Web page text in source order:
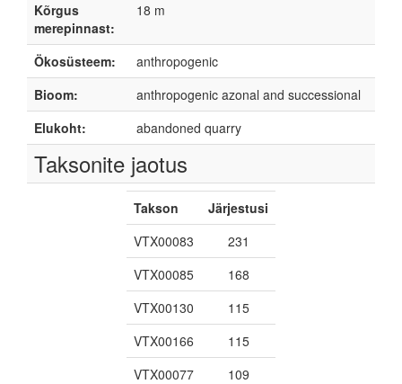
Kõrgus
merepinnast:
18 m
Ökosüsteem:
anthropogenic
Bioom:
anthropogenic azonal and successional
Elukoht:
abandoned quarry
Taksonite jaotus
Takson
Järjestusi
VTX00083
231
VTX00085
168
VTX00130
115
VTX00166
115
VTX00077
109